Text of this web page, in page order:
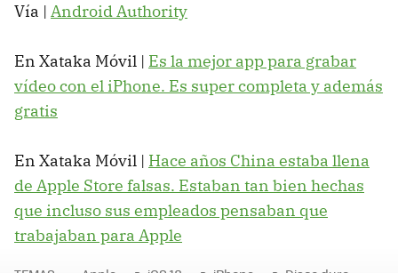
Vía | Android Authority
En Xataka Móvil | Es la mejor app para grabar
vídeo con el iPhone. Es super completa y además
gratis
En Xataka Móvil | Hace años China estaba llena
de Apple Store falsas. Estaban tan bien hechas
que incluso sus empleados pensaban que
trabajaban para Apple